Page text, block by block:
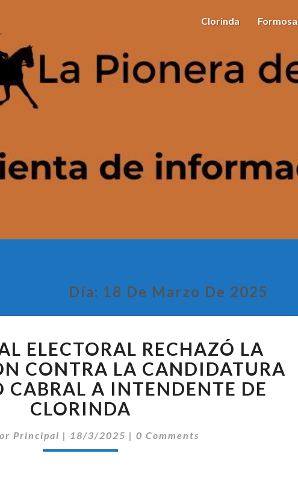
Clorinda Formosa
Día: 18 De Marzo De 2025
TRIBUNAL
ELECTORAL
RECHAZÓ
LA
IMPUGNACIÓN
LA
CANDIDATURA
ELECTORAL RECHAZÓ LA
CONTRA LA CANDIDATURA
CABRAL A INTENDENTE DE
CLORINDA
Principal | 18/3/2025 | Comentarios
0 Comments